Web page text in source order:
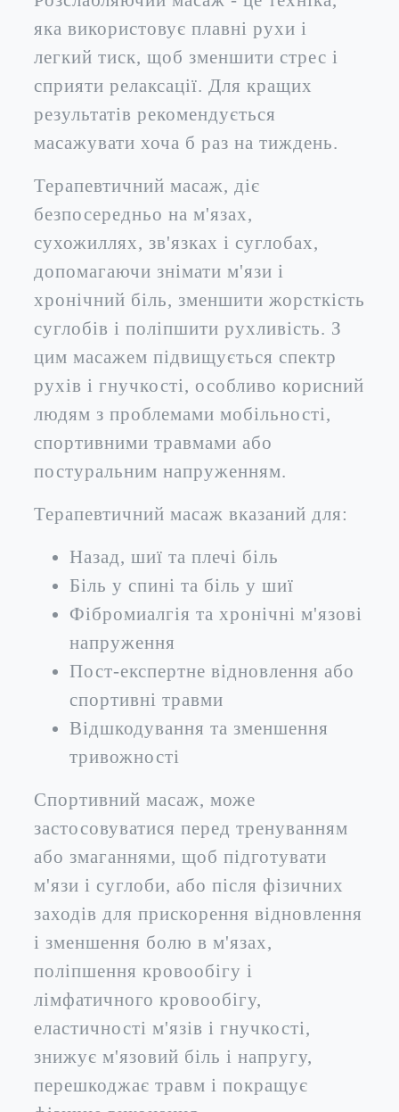
яка використовує плавні рухи і
легкий тиск, щоб зменшити стрес і
сприяти релаксації. Для кращих
результатів рекомендується
масажувати хоча б раз на тиждень.
Терапевтичний масаж, діє
безпосередньо на м'язах,
сухожиллях, зв'язках і суглобах,
допомагаючи знімати м'язи і
хронічний біль, зменшити жорсткість
суглобів і поліпшити рухливість. З
цим масажем підвищується спектр
рухів і гнучкості, особливо корисний
людям з проблемами мобільності,
спортивними травмами або
постуральним напруженням.
Терапевтичний масаж вказаний для:
Назад, шиї та плечі біль
Біль у спині та біль у шиї
Фібромиалгія та хронічні м'язові
напруження
Пост-експертне відновлення або
спортивні травми
Відшкодування та зменшення
тривожності
Спортивний масаж, може
застосовуватися перед тренуванням
або змаганнями, щоб підготувати
м'язи і суглоби, або після фізичних
заходів для прискорення відновлення
і зменшення болю в м'язах,
поліпшення кровообігу і
лімфатичного кровообігу,
еластичності м'язів і гнучкості,
знижує м'язовий біль і напругу,
перешкоджає травм і покращує